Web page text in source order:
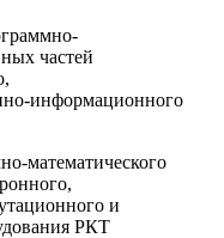
частей
информационного
математического
и
РКТ